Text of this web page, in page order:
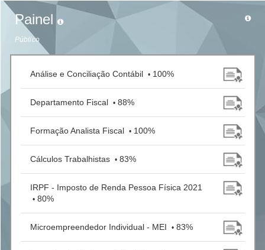
Painel
Público
Análise e Conciliação Contábil • 100%
Departamento Fiscal • 88%
Formação Analista Fiscal • 100%
Cálculos Trabalhistas • 83%
IRPF - Imposto de Renda Pessoa Física 2021
• 80%
Microempreendedor Individual - MEI • 83%